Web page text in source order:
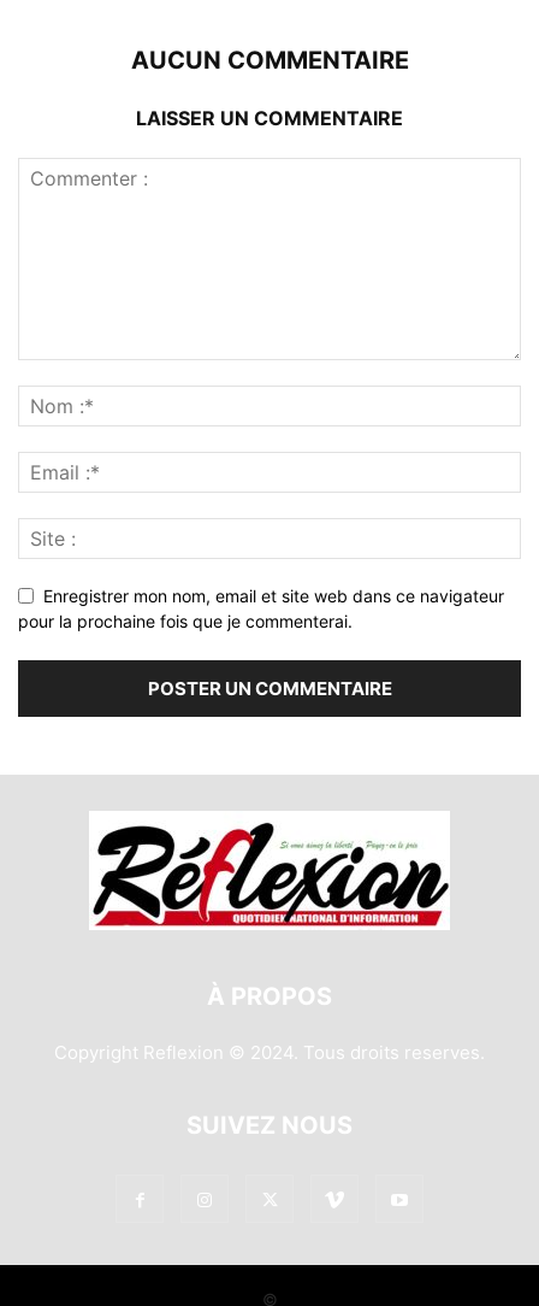
AUCUN COMMENTAIRE
LAISSER UN COMMENTAIRE
Enregistrer mon nom, email et site web dans ce navigateur
pour la prochaine fois que je commenterai.
À PROPOS
Copyright Reflexion © 2024. Tous droits reserves.
SUIVEZ NOUS
©